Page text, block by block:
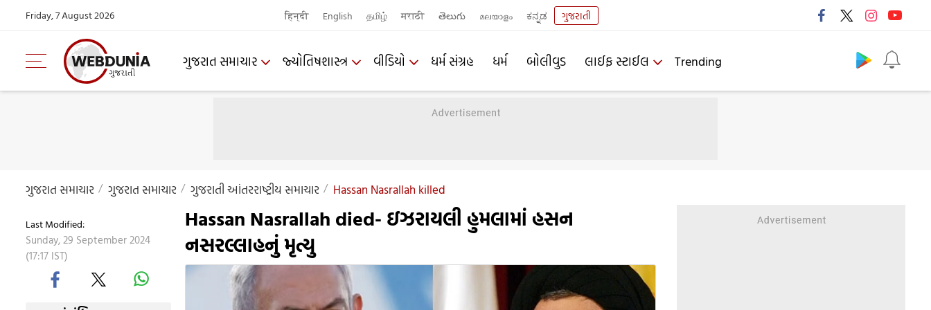
Friday, 7 August 2026 हिन्दी English தமிழ் मराठी తెలుగు മലയാളം ಕನ್ನಡ ગુજરાતી
ગુજરાત સમાચાર જ્યોતિષશાસ્ત્ર વીડિયો ધર્મ સંગ્રહ ધર્મ બોલીવુડ લાઈફ સ્ટાઈલ Trending
ગુજરાત સમાચાર ગુજરાત સમાચાર ગુજરાતી આંતરરાષ્ટ્રીય સમાચાર Hassan Nasrallah killed
Last Modified:
Sunday, 29 September 2024
(17:17 IST)
Hassan Nasrallah died- ઇઝરાયલી હુમલામાં હસન
નસરલ્લાહનું મૃત્યુ